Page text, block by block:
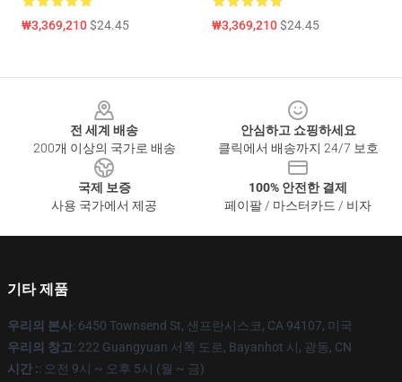
₩3,369,210$24.45 ₩3,369,210$24.45
전 세계 배송
200개 이상의 국가로 배송
안심하고 쇼핑하세요
클릭에서 배송까지 24/7 보호
국제 보증
사용 국가에서 제공
100% 안전한 결제
페이팔 / 마스터카드 / 비자
기타 제품
우리의 본사: 6450 Townsend St, 샌프란시스코, CA 94107, 미국
우리의 창고: 222 Guangyuan 서쪽 도로, Bayanhot 시, 광동, CN
시간 :: 오전 9시 ~ 오후 5시 (월 ~ 금)